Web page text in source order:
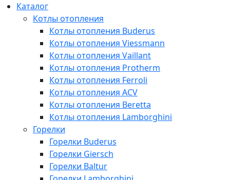
Каталог
Котлы отопления
Котлы отопления Buderus
Котлы отопления Viessmann
Котлы отопления Vaillant
Котлы отопления Protherm
Котлы отопления Ferroli
Котлы отопления ACV
Котлы отопления Beretta
Котлы отопления Lamborghini
Горелки
Горелки Buderus
Горелки Giersch
Горелки Baltur